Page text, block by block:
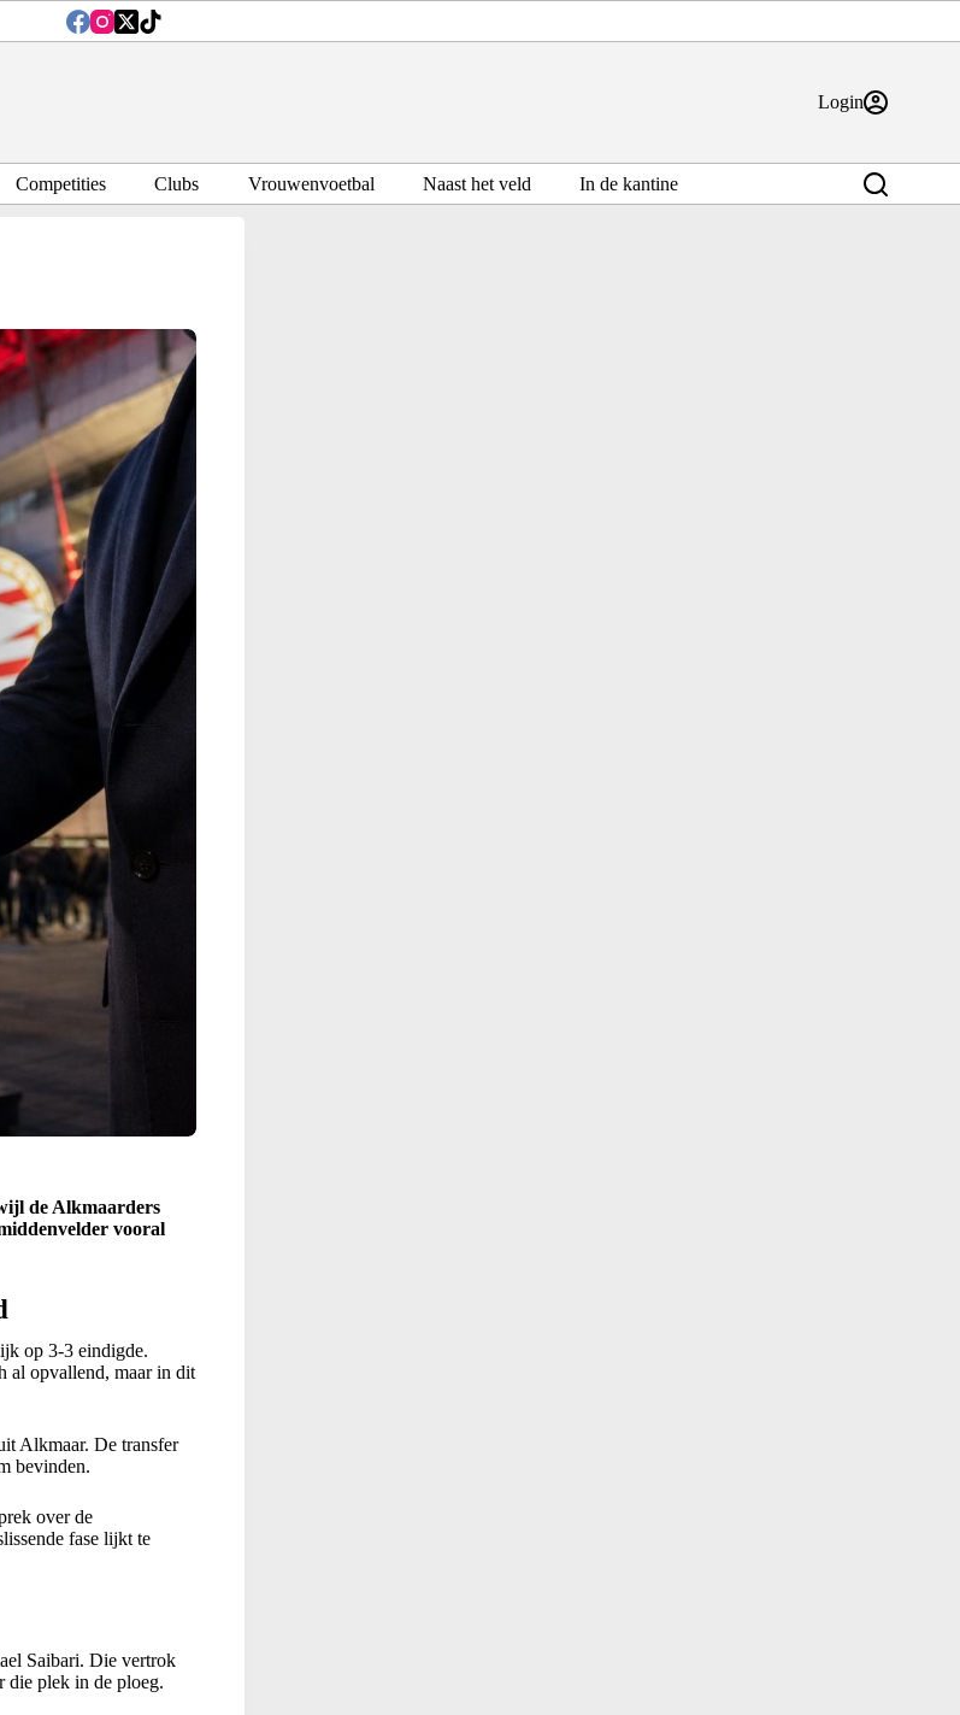
Login
Competities Clubs Vrouwenvoetbal Naast het veld In de kantine
de Alkmaarders
vooral
op 3-3 eindigde.
al opvallend, maar in dit
Alkmaar. De transfer
bevinden.
over de
fase lijkt te
Saibari. Die vertrok
die plek in de ploeg.